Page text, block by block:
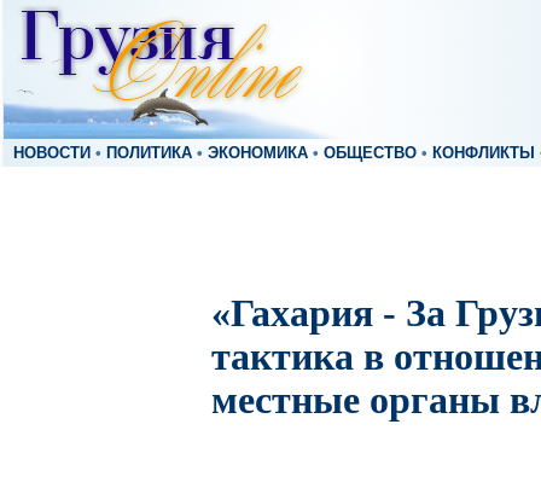
НОВОСТИ • ПОЛИТИКА • ЭКОНОМИКА • ОБЩЕСТВО • КОНФЛИКТЫ
«Гахария - За
тактика в
местные органы